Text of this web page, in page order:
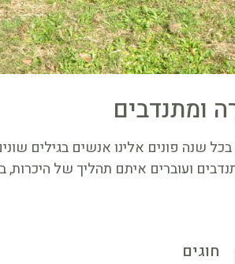
ומתנדבים
שנה פונים אלינו אנשים בגילים
ועוברים איתם תהליך של היכרות,
חוגים